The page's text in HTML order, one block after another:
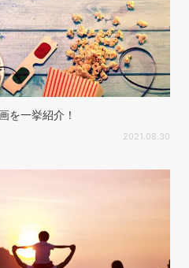
を一挙紹介！
2021.08.30